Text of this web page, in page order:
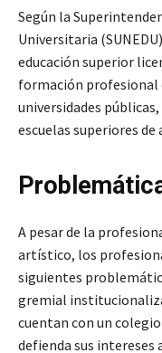
Según la
Universitaria
educación superior
formación profesional
universidades
escuelas superiores de
A pesar de la
artístico, los
siguientes
gremial
cuentan con un
defienda sus intereses